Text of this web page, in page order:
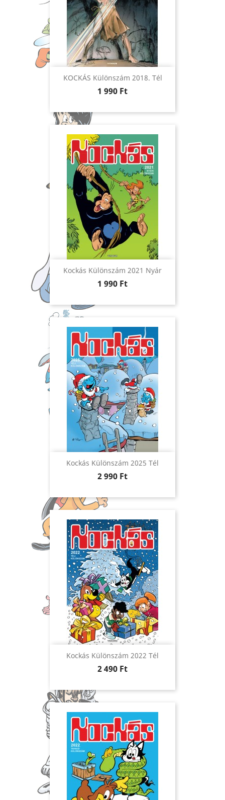
KOCKÁS Különszám 2018. Tél
Ár
1 990 Ft
Kockás Különszám 2021 Nyár
Ár
1 990 Ft
Kockás Különszám 2025 Tél
Ár
2 990 Ft
Kockás Különszám 2022 Tél
Ár
2 490 Ft